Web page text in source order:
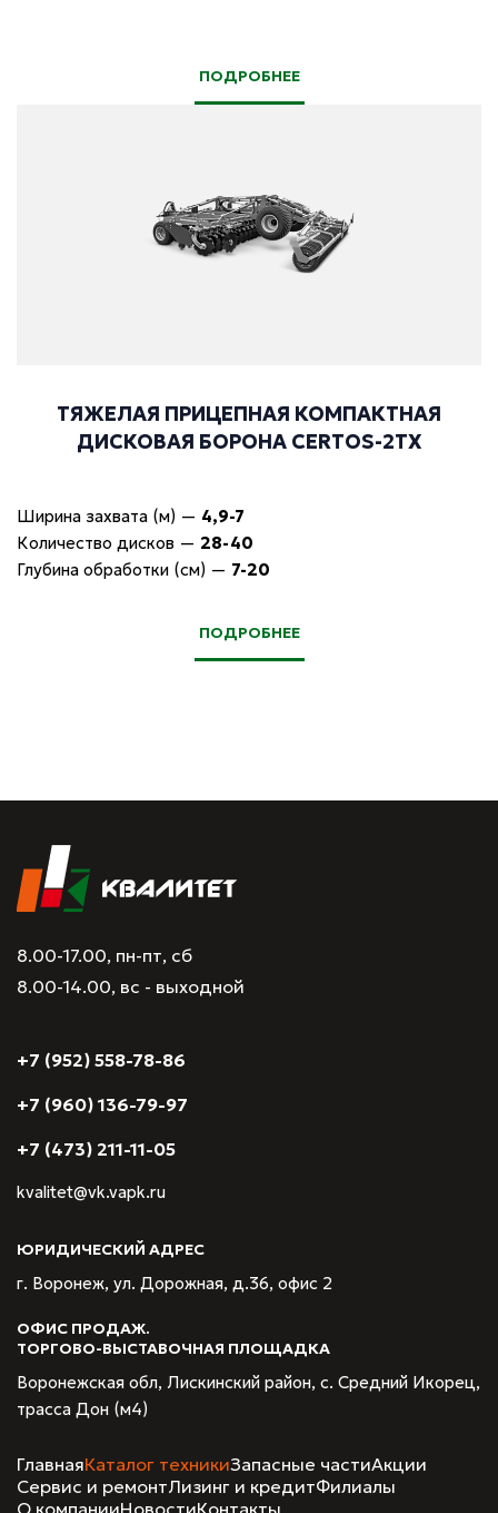
ПОДРОБНЕЕ
ТЯЖЕЛАЯ ПРИЦЕПНАЯ КОМПАКТНАЯ
ДИСКОВАЯ БОРОНА CERTOS-2TX
Ширина захвата (м) — 4,9-7
Количество дисков — 28-40
Глубина обработки (см) — 7-20
ПОДРОБНЕЕ
8.00-17.00, пн-пт, сб
8.00-14.00, вс - выходной
+7 (952) 558-78-86
+7 (960) 136-79-97
+7 (473) 211-11-05
kvalitet@vk.vapk.ru
ЮРИДИЧЕСКИЙ АДРЕС
г. Воронеж, ул. Дорожная, д.36, офис 2
ОФИС ПРОДАЖ.
ТОРГОВО-ВЫСТАВОЧНАЯ ПЛОЩАДКА
Воронежская обл, Лискинский район, с. Средний Икорец,
трасса Дон (м4)
ГлавнаяКаталог техникиЗапасные частиАкции
Сервис и ремонтЛизинг и кредитФилиалы
О компанииНовостиКонтакты